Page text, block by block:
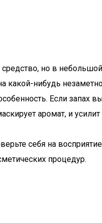
но в
какой-нибудь
Если запах
аромат, и
себя на
процедур.